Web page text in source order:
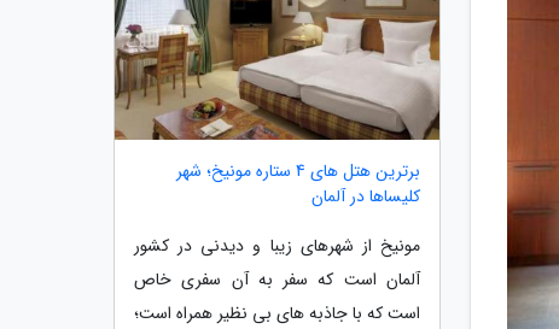
برترین هتل های 4 ستاره مونیخ؛ شهر
کلیساها در آلمان
مونیخ از شهرهای زیبا و دیدنی در کشور
آلمان است که سفر به آن سفری خاص
است که با جاذبه های بی نظیر همراه است؛